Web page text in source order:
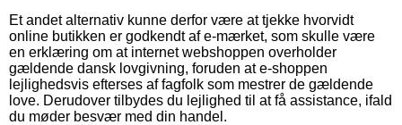
Et andet alternativ kunne derfor være at tjekke hvorvidt
online butikken er godkendt af e-mærket, som skulle være
en erklæring om at internet webshoppen overholder
gældende dansk lovgivning, foruden at e-shoppen
lejlighedsvis efterses af fagfolk som mestrer de gældende
love. Derudover tilbydes du lejlighed til at få assistance, ifald
du møder besvær med din handel.